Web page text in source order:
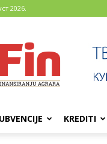
2026.
KREDITI